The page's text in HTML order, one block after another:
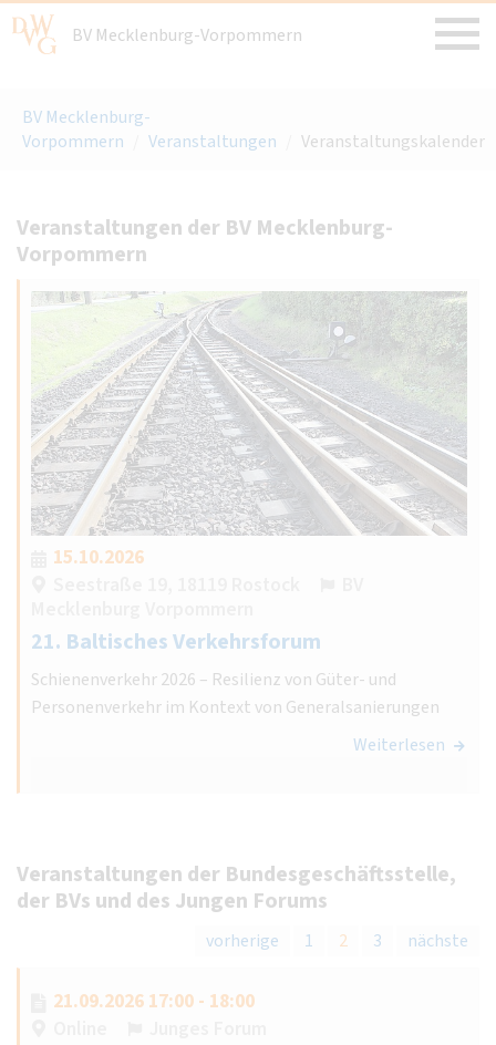
BV Mecklenburg-Vorpommern
BV Mecklenburg-
Vorpommern
Veranstaltungen Veranstaltungskalender
Veranstaltungen der BV Mecklenburg-
Vorpommern
15.10.2026
21. Baltisches Verkehrsforum
Schienenverkehr 2026 – Resilienz von Güter- und
Personenverkehr im Kontext von Generalsanierungen
Weiterlesen
Veranstaltungen der Bundesgeschäftsstelle,
der BVs und des Jungen Forums
vorherige 1 2 3 nächste
21.09.2026 17:00 - 18:00